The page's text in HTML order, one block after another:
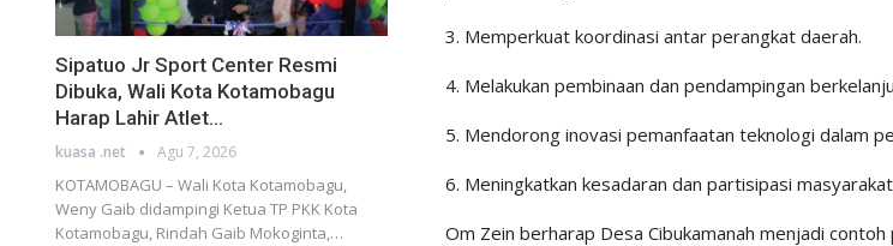
3. Memperkuat koordinasi antar perangkat daerah.
4. Melakukan pembinaan dan pendampingan
5. Mendorong inovasi pemanfaatan teknologi dalam
6. Meningkatkan kesadaran dan partisipasi
Om Zein berharap Desa Cibukamanah menjadi
Sipatuo Jr Sport Center Resmi
Dibuka, Wali Kota Kotamobagu
Harap Lahir Atlet…
kuasa .net Agu 7, 2026
KOTAMOBAGU – Wali Kota Kotamobagu,
Weny Gaib didampingi Ketua TP PKK Kota
Kotamobagu, Rindah Gaib Mokoginta,…